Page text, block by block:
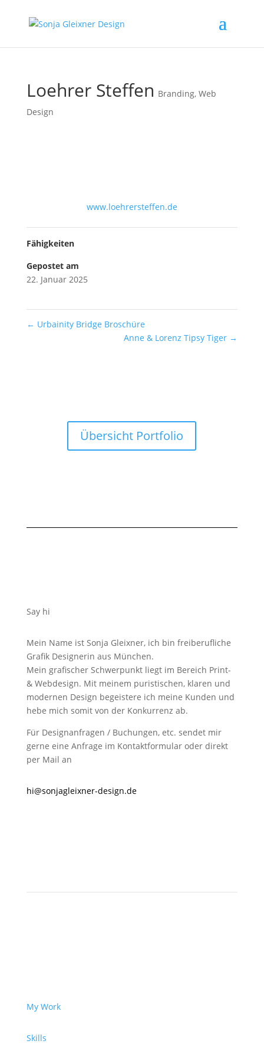
Loehrer Steffen Branding, Web
Design
www.loehrersteffen.de
Fähigkeiten
Gepostet am
22. Januar 2025
← Urbainity Bridge Broschüre
Anne & Lorenz Tipsy Tiger →
Übersicht Portfolio
Say hi
Mein Name ist Sonja Gleixner, ich bin freiberufliche
Grafik Designerin aus München.
Mein grafischer Schwerpunkt liegt im Bereich Print-
& Webdesign. Mit meinem puristischen, klaren und
modernen Design begeistere ich meine Kunden und
hebe mich somit von der Konkurrenz ab.
Für Designanfragen / Buchungen, etc. sendet mir
gerne eine Anfrage im Kontaktformular oder direkt
per Mail an
hi@sonjagleixner-design.de
My Work
Skills